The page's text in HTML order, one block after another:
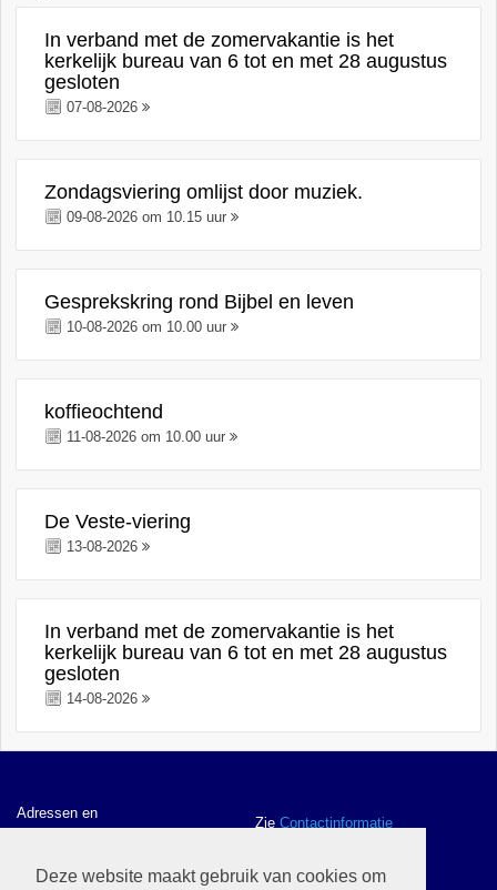
Deze website maakt gebruik van cookies om
In verband met de zomervakantie is het
kerkelijk bureau van 6 tot en met 28 augustus
gesloten
07-08-2026
Zondagsviering omlijst door muziek.
09-08-2026 om 10.15 uur
Gesprekskring rond Bijbel en leven
10-08-2026 om 10.00 uur
koffieochtend
11-08-2026 om 10.00 uur
De Veste-viering
13-08-2026
In verband met de zomervakantie is het
kerkelijk bureau van 6 tot en met 28 augustus
gesloten
14-08-2026
Adressen en
contactgegevens
Zie Contactinformatie